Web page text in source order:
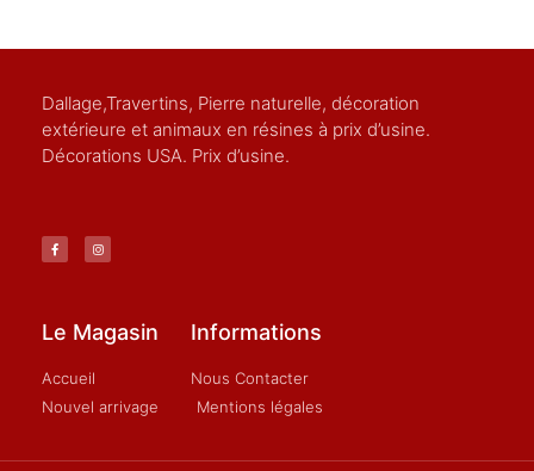
Dallage,Travertins, Pierre naturelle, décoration
extérieure et animaux en résines à prix d’usine.
Décorations USA. Prix d’usine.
Le Magasin
Accueil
Nouvel arrivage
Informations
Nous Contacter
Mentions légales